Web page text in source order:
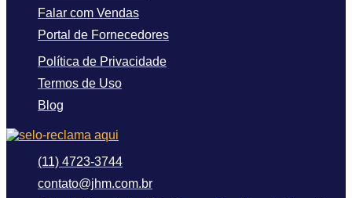
Falar com Vendas
Portal de Fornecedores
Política de Privacidade
Termos de Uso
Blog
(11) 4723-3744
contato@jhm.com.br